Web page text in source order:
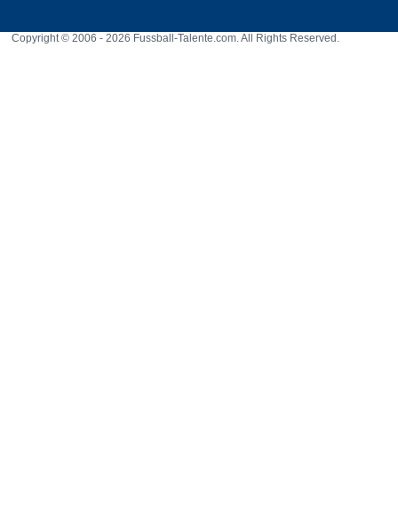
Copyright © 2006 - 2026 Fussball-Talente.com. All Rights Reserved.